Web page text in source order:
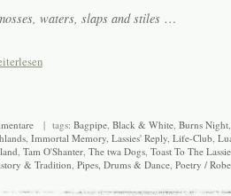
waters, slaps and stiles …
| tags: Bagpipe Black & White Burns Night
Immortal Memory Lassies' Reply Life-Club
Tam O'Shanter The twa Dogs Toast To The
& Tradition Pipes, Drums & Dance Poetry /